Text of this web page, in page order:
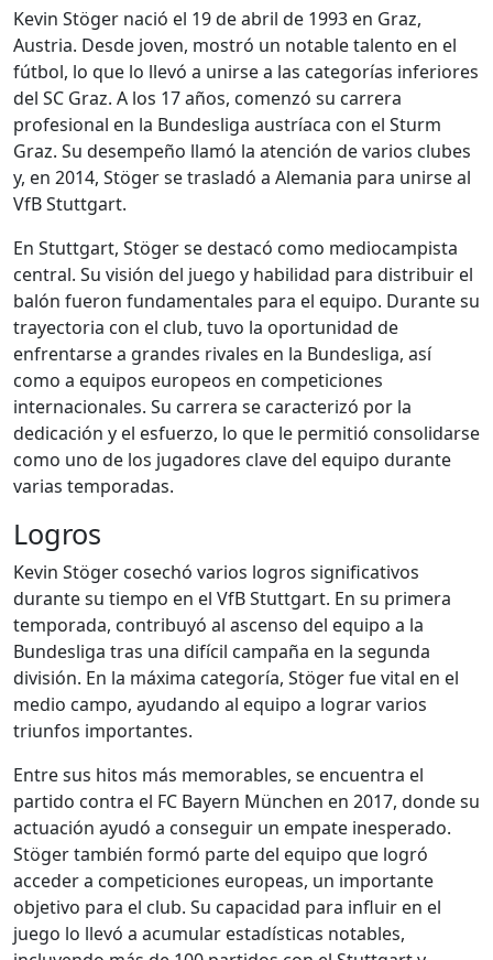
Kevin Stöger nació el 19 de abril de 1993 en Graz,
Austria. Desde joven, mostró un notable talento en el
fútbol, lo que lo llevó a unirse a las categorías inferiores
del SC Graz. A los 17 años, comenzó su carrera
profesional en la Bundesliga austríaca con el Sturm
Graz. Su desempeño llamó la atención de varios clubes
y, en 2014, Stöger se trasladó a Alemania para unirse al
VfB Stuttgart.
En Stuttgart, Stöger se destacó como mediocampista
central. Su visión del juego y habilidad para distribuir el
balón fueron fundamentales para el equipo. Durante su
trayectoria con el club, tuvo la oportunidad de
enfrentarse a grandes rivales en la Bundesliga, así
como a equipos europeos en competiciones
internacionales. Su carrera se caracterizó por la
dedicación y el esfuerzo, lo que le permitió consolidarse
como uno de los jugadores clave del equipo durante
varias temporadas.
Logros
Kevin Stöger cosechó varios logros significativos
durante su tiempo en el VfB Stuttgart. En su primera
temporada, contribuyó al ascenso del equipo a la
Bundesliga tras una difícil campaña en la segunda
división. En la máxima categoría, Stöger fue vital en el
medio campo, ayudando al equipo a lograr varios
triunfos importantes.
Entre sus hitos más memorables, se encuentra el
partido contra el FC Bayern München en 2017, donde su
actuación ayudó a conseguir un empate inesperado.
Stöger también formó parte del equipo que logró
acceder a competiciones europeas, un importante
objetivo para el club. Su capacidad para influir en el
juego lo llevó a acumular estadísticas notables,